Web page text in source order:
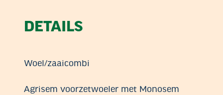
DETAILS
Woel/zaaicombi
Agrisem voorzetwoeler met Monosem